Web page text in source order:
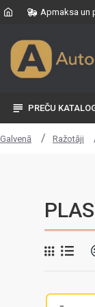
Apmaksa un
PREČU
Galvenā Ražotāji